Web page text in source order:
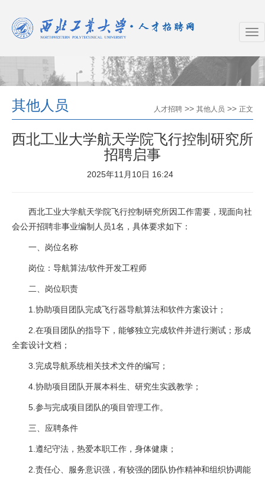
其他人员 人才招聘 >> 其他人员 >> 正文
西北工业大学航天学院飞行控制研究所
招聘启事
2025年11月10日 16:24
西北工业大学航天学院飞行控制研究所因工作需要，现面向社
会公开招聘非事业编制人员1名，具体要求如下：
一、岗位名称
岗位：导航算法/软件开发工程师
二、岗位职责
1.协助项目团队完成飞行器导航算法和软件方案设计；
2.在项目团队的指导下，能够独立完成软件并进行测试；形成
全套设计文档；
3.完成导航系统相关技术文件的编写；
4.协助项目团队开展本科生、研究生实践教学；
5.参与完成项目团队的项目管理工作。
三、应聘条件
1.遵纪守法，热爱本职工作，身体健康；
2.责任心、服务意识强，有较强的团队协作精神和组织协调能